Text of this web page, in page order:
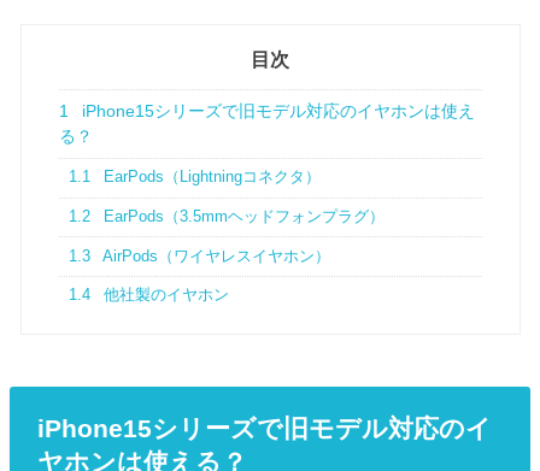
目次
1
iPhone15シリーズで旧モデル対応のイヤホンは使え
る？
1.1 EarPods（Lightningコネクタ）
1.2 EarPods（3.5mmヘッドフォンプラグ）
1.3 AirPods（ワイヤレスイヤホン）
1.4 他社製のイヤホン
iPhone15シリーズで旧モデル対応のイ
ヤホンは使える？